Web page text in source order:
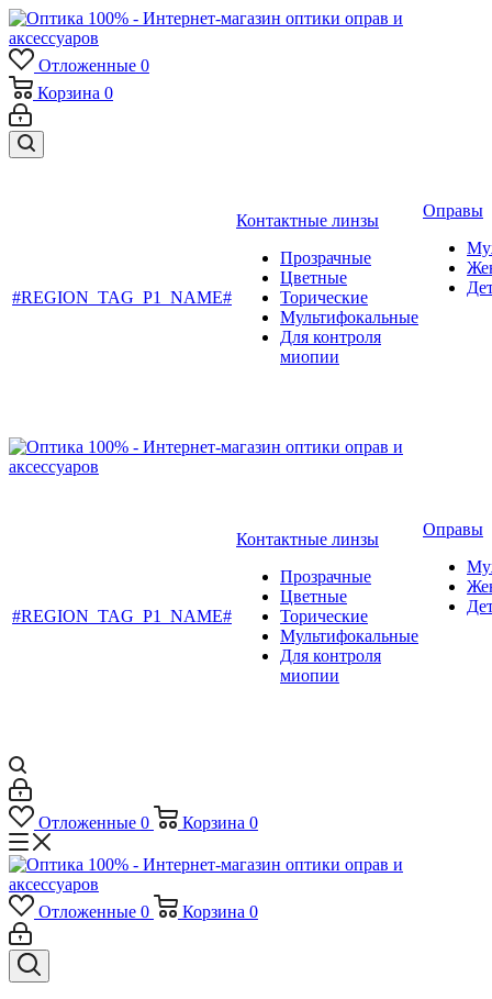
Отложенные 0
Корзина 0
#REGION_TAG_P1_NAME#
Контактные линзы
Прозрачные
Цветные
Торические
Мультифокальные
Для контроля
миопии
Оправы
#REGION_TAG_P1_NAME#
Контактные линзы
Прозрачные
Цветные
Торические
Мультифокальные
Для контроля
миопии
Оправы
Отложенные 0 Корзина 0
Отложенные 0 Корзина 0